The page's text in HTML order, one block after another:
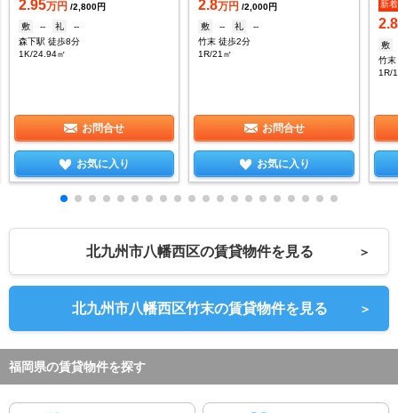
2.95万円 /2,800円
敷
-- 礼
--
森下駅 徒歩8分
1K/24.94㎡
お問合せ
お気に入り
2.8万円 /2,000円
敷
-- 礼
--
竹末 徒歩2分
1R/21㎡
お問合せ
お気に入り
新着
2.8
敷
竹末
1R/
北九州市八幡西区の賃貸物件を見る ＞
北九州市八幡西区竹末の賃貸物件を見る ＞
福岡県の賃貸物件を探す